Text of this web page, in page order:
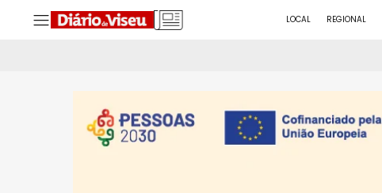
LOCAL REGIONAL